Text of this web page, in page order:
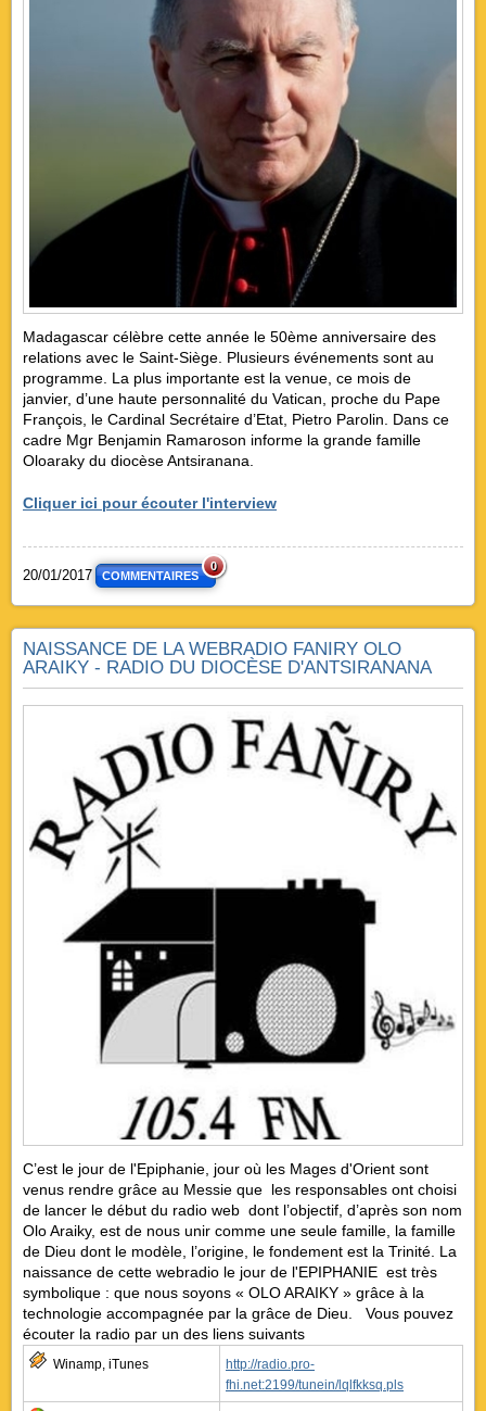
Madagascar célèbre cette année le 50ème anniversaire des
relations avec le Saint-Siège. Plusieurs événements sont au
programme. La plus importante est la venue, ce mois de
janvier, d’une haute personnalité du Vatican, proche du Pape
François, le Cardinal Secrétaire d’Etat, Pietro Parolin. Dans ce
cadre Mgr Benjamin Ramaroson informe la grande famille
Oloaraky du diocèse Antsiranana.
Cliquer ici pour écouter l'interview
20/01/2017 COMMENTAIRES
0
NAISSANCE DE LA WEBRADIO FANIRY OLO
ARAIKY - RADIO DU DIOCÈSE D'ANTSIRANANA
C’est le jour de l'Epiphanie, jour où les Mages d'Orient sont
venus rendre grâce au Messie que les responsables ont choisi
de lancer le début du radio web dont l’objectif, d’après son nom
Olo Araiky, est de nous unir comme une seule famille, la famille
de Dieu dont le modèle, l’origine, le fondement est la Trinité. La
naissance de cette webradio le jour de l'EPIPHANIE est très
symbolique : que nous soyons « OLO ARAIKY » grâce à la
technologie accompagnée par la grâce de Dieu. Vous pouvez
écouter la radio par un des liens suivants
Winamp, iTunes
http://radio.pro-
fhi.net:2199/tunein/lqlfkksq.pls